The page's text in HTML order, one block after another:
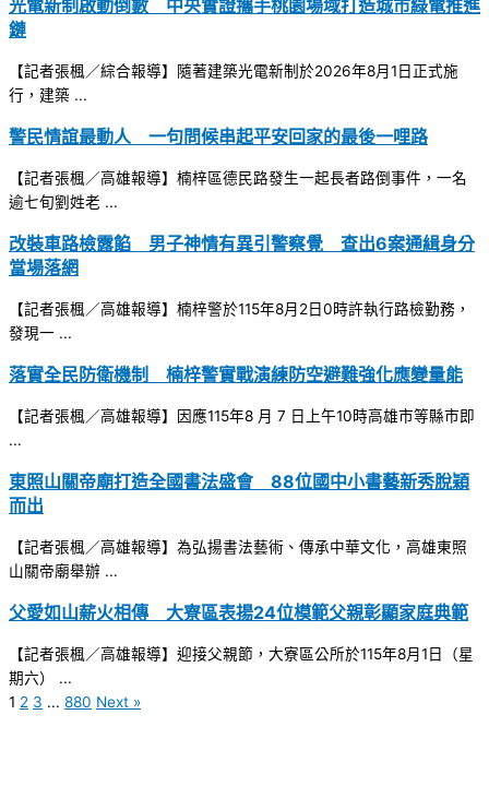
光電新制啟動倒數 中央實證攜手桃園場域打造城市綠電推進
鏈
【記者張楓／綜合報導】隨著建築光電新制於2026年8月1日正式施
行，建築 ...
警民情誼最動人 一句問候串起平安回家的最後一哩路
【記者張楓／高雄報導】楠梓區德民路發生一起長者路倒事件，一名
逾七旬劉姓老 ...
改裝車路檢露餡 男子神情有異引警察覺 查出6案通緝身分
當場落網
【記者張楓／高雄報導】楠梓警於115年8月2日0時許執行路檢勤務，
發現一 ...
落實全民防衛機制 楠梓警實戰演練防空避難強化應變量能
【記者張楓／高雄報導】因應115年8 月 7 日上午10時高雄市等縣市即
...
東照山關帝廟打造全國書法盛會 88位國中小書藝新秀脫穎
而出
【記者張楓／高雄報導】為弘揚書法藝術、傳承中華文化，高雄東照
山關帝廟舉辦 ...
父愛如山薪火相傳 大寮區表揚24位模範父親彰顯家庭典範
【記者張楓／高雄報導】迎接父親節，大寮區公所於115年8月1日（星
期六） ...
1 2 3 ... 880 Next »